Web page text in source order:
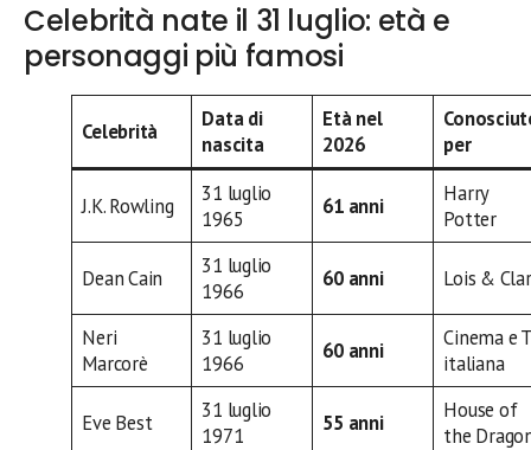
Celebrità nate il 31 luglio: età e
personaggi più famosi
Celebrità
Data di
nascita
Età nel
2026
per
J.K. Rowling
31 luglio
1965
61 anni
Harry
Potter
Dean Cain
31 luglio
1966
60 anni Lois &
Neri
Marcorè
31 luglio
1966
60 anni
Cinema e
italiana
Eve Best
31 luglio
1971
55 anni
House of
the